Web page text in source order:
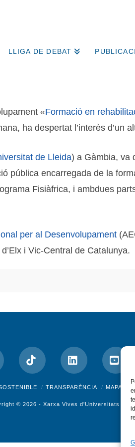
LLIGA DE DEBAT
«Formació en
ha despertat l’interès d’un
de Lleida) a Gàmbia, va
pública encarregada de la
Fisiàfrica, i ambdues
per al Desenvolupament
i Vic-Central de Catalunya.
Tiktok LinkedIn
TRANSPARÈNCIA MAPA DEL
© 2026 - Xarxa Vives d'Universitats